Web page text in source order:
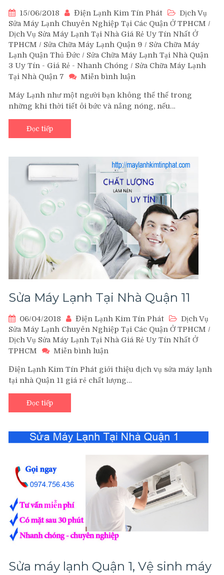
15/06/2018 Điện Lạnh Kim Tín Phát
Dịch Vụ
Sửa Máy Lạnh Chuyên Nghiệp Tại Các Quận Ở TPHCM /
Dịch Vụ Sửa Máy Lạnh Tại Nhà Giá Rẻ Uy Tín Nhất Ở
TPHCM / Sửa Chữa Máy Lạnh Quận 9 / Sửa Chữa Máy
Lạnh Quận Thủ Đức / Sửa Chữa Máy Lạnh Tại Nhà Quận
3 Uy Tín - Giá Rẻ - Nhanh Chóng / Sửa Chữa Máy Lạnh
Tại Nhà Quận 7
Miễn bình luận
Thợ
Sửa
Nhà
Ở
Đâu
Uy
Tín
Nhất
TPHCM
Máy Lạnh như một người bạn không thể thế trong
những khi thời tiết ôi bức và nắng nóng, nếu…
Đọc tiếp
Sửa Máy Lạnh Tại Nhà Quận 11
06/04/2018 Điện Lạnh Kim Tín Phát
Dịch Vụ
Sửa Máy Lạnh Chuyên Nghiệp Tại Các Quận Ở TPHCM /
Dịch Vụ Sửa Máy Lạnh Tại Nhà Giá Rẻ Uy Tín Nhất Ở
TPHCM
Miễn bình luận
Máy
Lạnh
Điện Lạnh Kim Tín Phát giới thiệu dịch vụ sửa máy lạnh
tại nhà Quận 11 giá rẻ chất lượng…
Đọc tiếp
Sửa máy lạnh Quận 1, Vệ sinh máy